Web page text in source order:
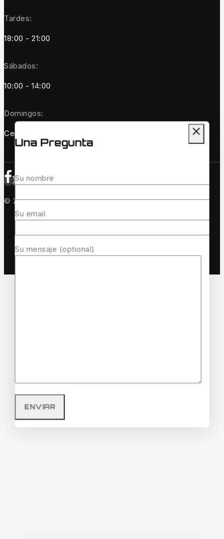
Tardes:
18:00 - 21:00
Sábados:
10:00 - 14:00
Domingos:
Cerrado
© 2026 Quinvaco - WordPress Theme byAvanam
Una Pregunta
Su nombre
Su email
Su mensaje (optional)